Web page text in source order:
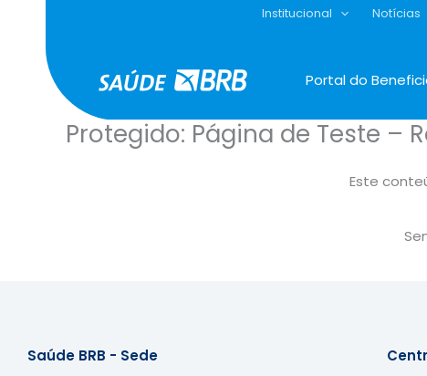
conteúdo
Institucional Notícias
Portal do
Protegido: Página de Teste –
Este
Saúde BRB - Sede